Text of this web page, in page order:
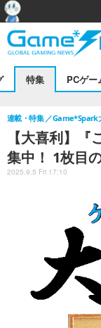
特集 PCゲー
【大喜利】
集中！ 1枚目
連載・特集 Game*Spark
2025.9.5 Fri 17:10